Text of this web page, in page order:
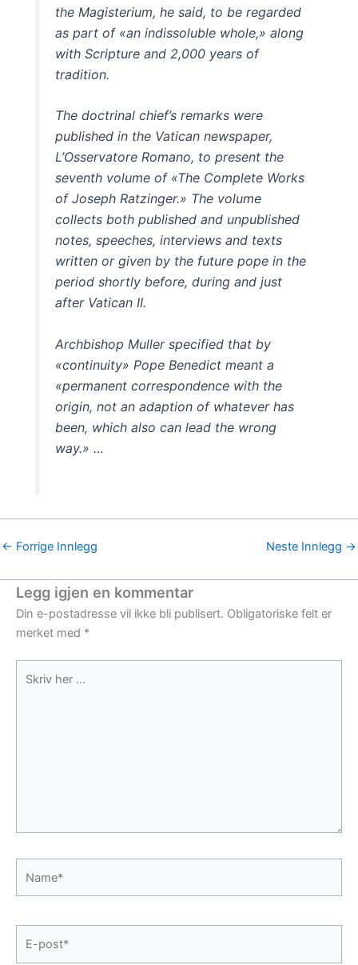
the Magisterium, he said, to be regarded
as part of «an indissoluble whole,» along
with Scripture and 2,000 years of
tradition.
The doctrinal chief’s remarks were
published in the Vatican newspaper,
L’Osservatore Romano, to present the
seventh volume of «The Complete Works
of Joseph Ratzinger.» The volume
collects both published and unpublished
notes, speeches, interviews and texts
written or given by the future pope in the
period shortly before, during and just
after Vatican II.
Archbishop Muller specified that by
«continuity» Pope Benedict meant a
«permanent correspondence with the
origin, not an adaption of whatever has
been, which also can lead the wrong
way.» …
← Forrige Innlegg Neste Innlegg →
Legg igjen en kommentar
Din e-postadresse vil ikke bli publisert. Obligatoriske felt er
merket med *
her
post*